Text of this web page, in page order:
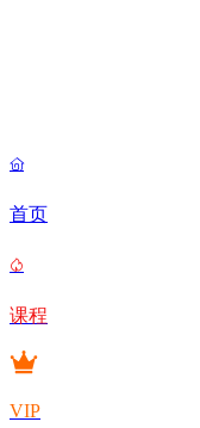

首页

课程
VIP